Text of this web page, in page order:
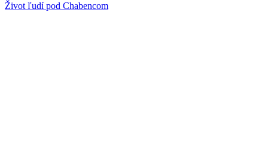
Život ľudí pod Chabencom